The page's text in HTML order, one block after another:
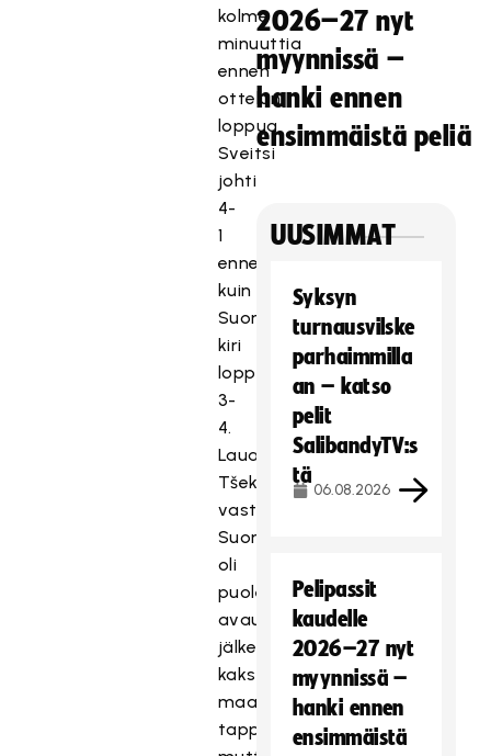
kolme
minuuttia
ennen
ottelun
loppua
Sveitsi
johti
4-
1
ennen
kuin
Suomi
kiri
loppulukemiksi
3-
4.
Lauantaina
Tšekkiä
vastaan
Suomi
oli
puolestaan
avauserän
jälkeen
kaksi
maalia
tappiolla
2026–27 nyt
myynnissä –
hanki ennen
ensimmäistä peliä
UUSIMMAT
Syksyn
turnausvilske
parhaimmilla
an – katso
pelit
SalibandyTV:s
tä
06.08.2026
Pelipassit
kaudelle
2026–27 nyt
myynnissä –
hanki ennen
ensimmäistä